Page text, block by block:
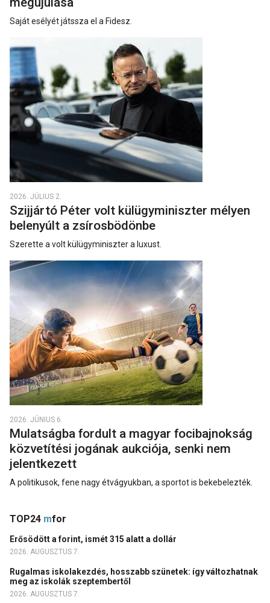
Saját esélyét játssza el a Fidesz.
2026. JÚLIUS 2.
Szijjártó Péter volt külügyminiszter mélyen
belenyúlt a zsírosbödönbe
Szerette a volt külügyminiszter a luxust.
2026. JÚNIUS 6.
Mulatságba fordult a magyar focibajnokság
közvetítési jogának aukciója, senki nem
jelentkezett
A politikusok, fene nagy étvágyukban, a sportot is bekebelezték.
TOP24 mfor
Erősödött a forint, ismét 315 alatt a dollár
2026. AUGUSZTUS 7.
Rugalmas iskolakezdés, hosszabb szünetek: így változhatnak
meg az iskolák szeptembertől
2026. AUGUSZTUS 7.